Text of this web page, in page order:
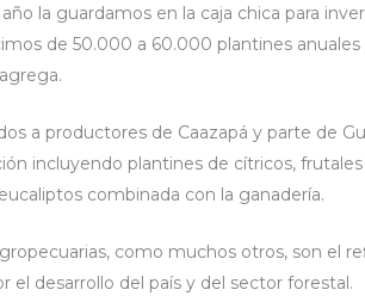
la guardamos en la caja chica para
de 50.000 a 60.000 plantines
a productores de Caazapá y parte de
incluyendo plantines de cítricos,
combinada con la ganadería.
como muchos otros, son el
el desarrollo del país y del sector forestal.